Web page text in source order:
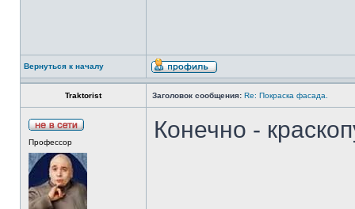
Вернуться к началу
Traktorist Заголовок сообщения: Re: Покраска фасада.
Профессор Конечно -